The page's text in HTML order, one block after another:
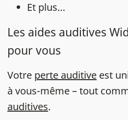
Et plus…
Les aides auditives
pour vous
Votre perte auditive est
à vous-même – tout
auditives.